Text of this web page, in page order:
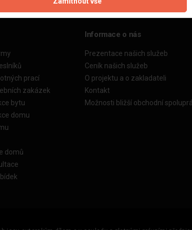
prací
zakázek
bytu
domu
domů
Informace o nás
Prezentace našich služeb
Ceník našich služeb
O projektu a o zakladateli
Kontakt
Možnosti bližší obchodní